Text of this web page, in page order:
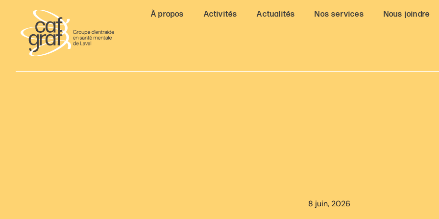
À propos Activités Actualités Nos services Nous joindre
8 juin, 2026